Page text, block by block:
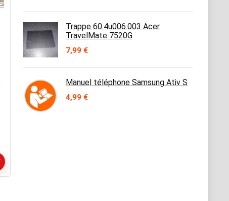
Trappe 60.4u006.003 Acer
TravelMate 7520G
7,99 €
Manuel téléphone Samsung Ativ S
4,99 €